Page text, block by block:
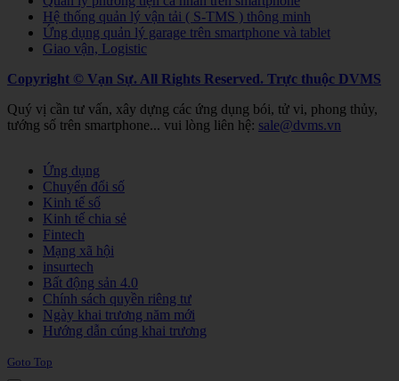
Hệ thống quản lý vận tải ( S-TMS ) thông minh
Ứng dụng quản lý garage trên smartphone và tablet
Giao vận, Logistic
Copyright © Vạn Sự. All Rights Reserved. Trực thuộc DVMS
Quý vị cần tư vấn, xây dựng các ứng dụng bói, tử vi, phong thủy,
tướng số trên smartphone... vui lòng liên hệ: sale@dvms.vn
Ứng dụng
Chuyển đổi số
Kinh tế số
Kinh tế chia sẻ
Fintech
Mạng xã hội
insurtech
Bất động sản 4.0
Chính sách quyền riêng tư
Ngày khai trương năm mới
Hướng dẫn cúng khai trương
Goto Top